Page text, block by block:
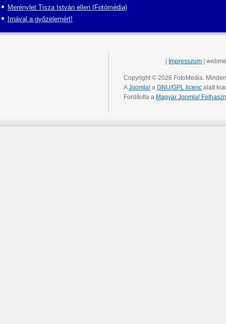
Merénylet Tisza István ellen (Fotómédia)
Imával a győzelemért!
Impresszum |
Copyright © 2026 FotoMedia.
AJoomla! a GNU/GPL licenc alatt
Fordította a Magyar Joomla!